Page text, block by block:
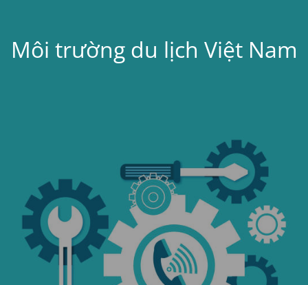
Môi trường du lịch Việt Nam